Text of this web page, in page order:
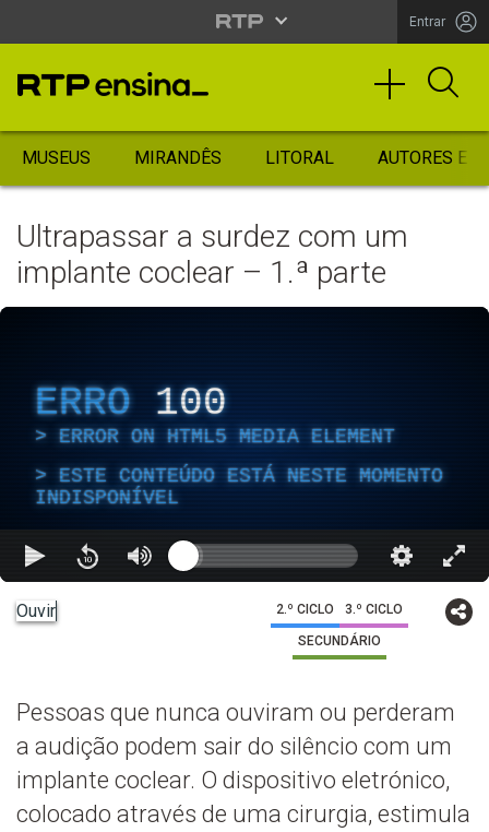
Entrar
MUSEUS MIRANDÊS LITORAL AUTORES
Ultrapassar a surdez com um
implante coclear – 1.ª parte
ERRO 100
ERROR ON HTML5 MEDIA ELEMENT
ESTE CONTEÚDO ESTÁ NESTE MOMENTO
INDISPONÍVEL
Ouvir 2.º CICLO 3.º CICLO
SECUNDÁRIO
Pessoas que nunca ouviram ou perderam
a audição podem sair do silêncio com um
implante coclear. O dispositivo eletrónico,
colocado através de uma cirurgia, estimula